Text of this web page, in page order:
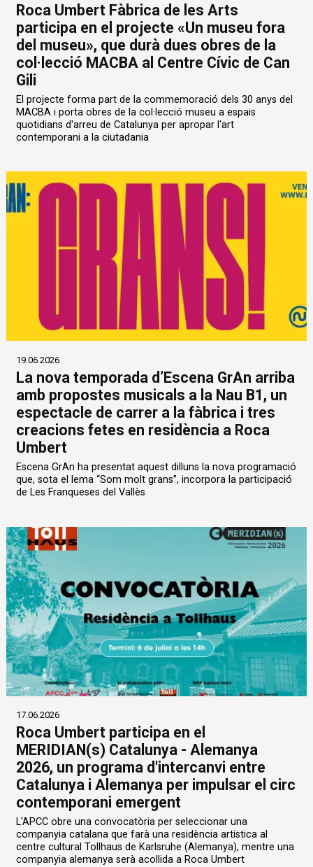
Roca Umbert Fàbrica de les Arts
participa en el projecte «Un museu fora
del museu», que durà dues obres de la
col·lecció MACBA al Centre Cívic de Can
Gili
El projecte forma part de la commemoració dels 30 anys del
MACBA i porta obres de la col·lecció museu a espais
quotidians d'arreu de Catalunya per apropar l'art
contemporani a la ciutadania
19.06.2026
La nova temporada d’Escena GrAn arriba
amb propostes musicals a la Nau B1, un
espectacle de carrer a la fàbrica i tres
creacions fetes en residència a Roca
Umbert
Escena GrAn ha presentat aquest dilluns la nova programació
que, sota el lema “Som molt grans”, incorpora la participació
de Les Franqueses del Vallès
17.06.2026
Roca Umbert participa en el
MERIDIAN(s) Catalunya - Alemanya
2026, un programa d'intercanvi entre
Catalunya i Alemanya per impulsar el circ
contemporani emergent
L'APCC obre una convocatòria per seleccionar una
companyia catalana que farà una residència artística al
centre cultural Tollhaus de Karlsruhe (Alemanya), mentre una
companyia alemanya serà acollida a Roca Umbert